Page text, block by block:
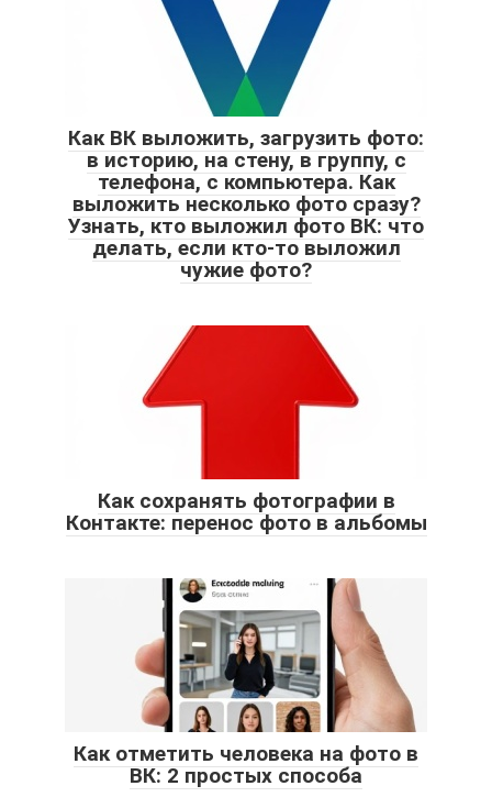
Как ВК выложить, загрузить фото:
в историю, на стену, в группу, с
телефона, с компьютера. Как
выложить несколько фото сразу?
Узнать, кто выложил фото ВК: что
делать, если кто-то выложил
чужие фото?
Как сохранять фотографии в
Контакте: перенос фото в альбомы
Как отметить человека на фото в
ВК: 2 простых способа